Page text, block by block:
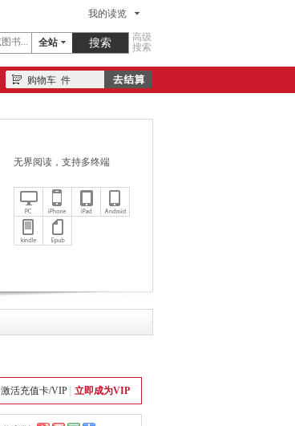
我的读览
全站
高级
搜索
购物车 件
无界阅读，支持多终端
激活充值卡/VIP 立即成为VIP